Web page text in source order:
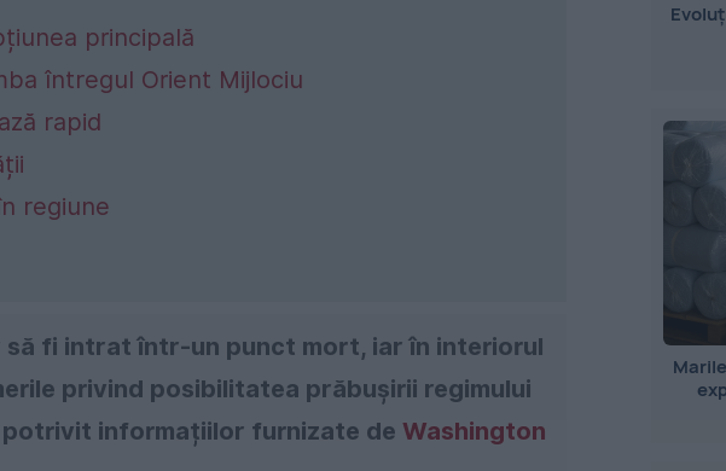
principală
întregul Orient Mijlociu
rapid
regiune
fi intrat într-un punct mort, iar în interiorul
privind posibilitatea prăbușirii regimului
potrivit informațiilor furnizate de Washington